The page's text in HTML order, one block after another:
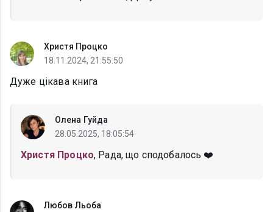
Христя Процко
18.11.2024, 21:55:50
Дуже цікава книга
Олена Гуйда
28.05.2025, 18:05:54
Христя Процко, Рада, що сподобалось ❤️
Любов Льоба